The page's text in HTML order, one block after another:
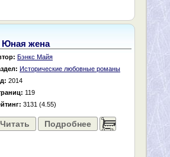
Юная жена
Бэнкс Майя
Исторические любовные романы
2014
119
3131 (4.55)
Читать Подробнее ......